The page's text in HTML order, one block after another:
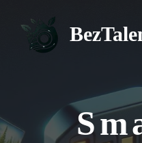
obsah